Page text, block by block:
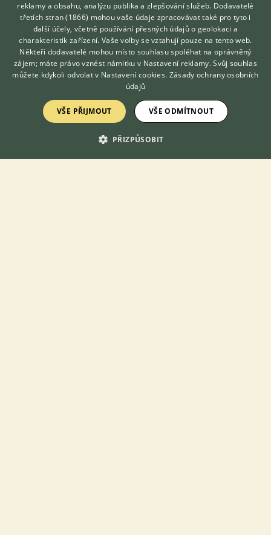
Zezdtavotnich důvodu ruším obě akvária. Nádrž na 100x50x50
cm. Je umístěna na bytelne skříňce vyrobené u truhláře dne
mých dispozici. Současné prodám takeveskery obsah jde o
včera 07:42
Praha, okr. Hlavní město Praha
Spera
Hledáte zvířecího kamaráda?
Zdarma vám poradí
VETERINÁŘ ONLINE
KONZULTOVAT S
VETERINÁŘEM
reklamy a obsahu, analýzu publika a zlepšování služeb. Dodavatelé
třetích stran (1866) mohou vaše údaje zpracovávat také pro tyto i
další účely, včetně používání přesných údajů o geolokaci a
charakteristik zařízení. Vaše volby se vztahují pouze na tento web.
Někteří dodavatelé mohou místo souhlasu spoléhat na oprávněný
zájem; máte právo vznést námitku v Nastavení reklamy. Svůj souhlas
můžete kdykoli odvolat v Nastavení cookies. Zásady ochrany osobních
údajů
VŠE PŘIJMOUT VŠE ODMÍTNOUT
PŘIZPŮSOBIT